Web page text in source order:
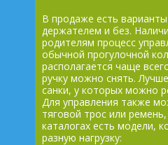
В продаже есть
держателем и без.
родителям процесс
обычной прогулочной
располагается чаще
ручку можно снять.
санки, у которых можно
Для управления также
тяговой трос или
каталогах есть модели,
разную нагрузку: